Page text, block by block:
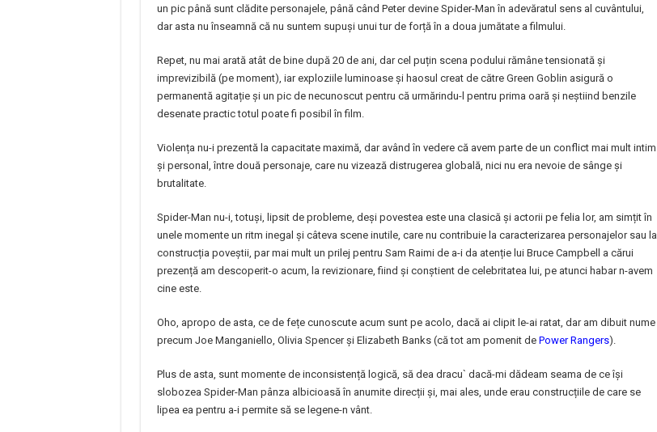
un pic până sunt clădite personajele, până când Peter devine Spider-Man în adevăratul sens al cuvântului,
dar asta nu înseamnă că nu suntem supuși unui tur de forță în a doua jumătate a filmului.
Repet, nu mai arată atât de bine după 20 de ani, dar cel puțin scena podului rămâne tensionată și
imprevizibilă (pe moment), iar exploziile luminoase și haosul creat de către Green Goblin asigură o
permanentă agitație și un pic de necunoscut pentru că urmărindu-l pentru prima oară și neștiind benzile
desenate practic totul poate fi posibil în film.
Violența nu-i prezentă la capacitate maximă, dar având în vedere că avem parte de un conflict mai mult intim
și personal, între două personaje, care nu vizează distrugerea globală, nici nu era nevoie de sânge și
brutalitate.
Spider-Man nu-i, totuși, lipsit de probleme, deși povestea este una clasică și actorii pe felia lor, am simțit în
unele momente un ritm inegal și câteva scene inutile, care nu contribuie la caracterizarea personajelor sau la
construcția poveștii, par mai mult un prilej pentru Sam Raimi de a-i da atenție lui Bruce Campbell a cărui
prezență am descoperit-o acum, la revizionare, fiind și conștient de celebritatea lui, pe atunci habar n-avem
cine este.
Oho, apropo de asta, ce de fețe cunoscute acum sunt pe acolo, dacă ai clipit le-ai ratat, dar am dibuit nume
precum Joe Manganiello, Olivia Spencer și Elizabeth Banks (că tot am pomenit de Power Rangers).
Plus de asta, sunt momente de inconsistență logică, să dea dracu` dacă-mi dădeam seama de ce își
slobozea Spider-Man pânza albicioasă în anumite direcții și, mai ales, unde erau construcțiile de care se
lipea ea pentru a-i permite să se legene-n vânt.